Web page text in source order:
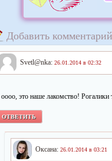
Добавить комментарий
Svetl@nka: 26.01.2014 в 02:32
оооо, это наше лакомство!
ОТВЕТИТЬ
Оксана: 26.01.2014 в 03:21